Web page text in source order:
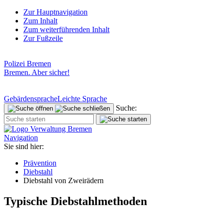
Zur Hauptnavigation
Zum Inhalt
Zum weiterführenden Inhalt
Zur Fußzeile
Polizei Bremen
Bremen. Aber sicher!
GebärdenspracheLeichte Sprache
Suche:
Navigation
Sie sind hier:
Prävention
Diebstahl
Diebstahl von Zweirädern
Typische Diebstahlmethoden